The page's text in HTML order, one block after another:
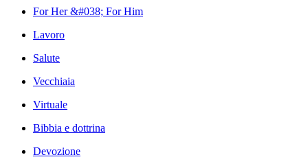
For Her &#038; For Him
Lavoro
Salute
Vecchiaia
Virtuale
Bibbia e dottrina
Devozione